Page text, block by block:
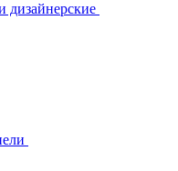
дизайнерские